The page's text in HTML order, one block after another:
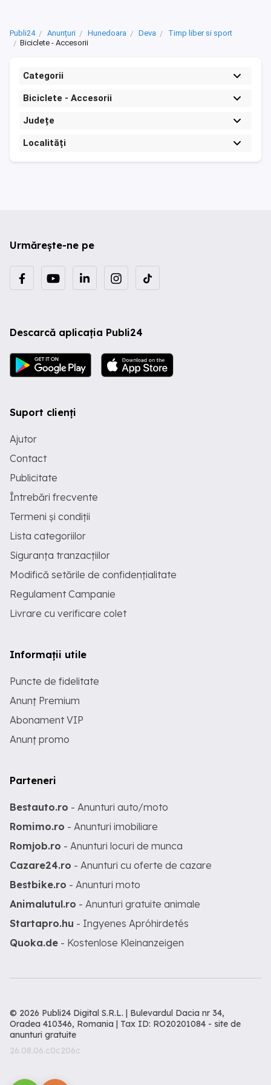
Publi24 Anunțuri Hunedoara Deva
Timp liber si sport
Biciclete - Accesorii
Categorii
Biciclete - Accesorii
Județe
Localități
Urmărește-ne pe
Descarcă aplicația Publi24
Suport clienți
Ajutor
Contact
Publicitate
Întrebări frecvente
Termeni și condiții
Lista categoriilor
Siguranța tranzacțiilor
Modifică setările de confidențialitate
Regulament Campanie
Livrare cu verificare colet
Informații utile
Puncte de fidelitate
Anunț Premium
Abonament VIP
Anunț promo
Parteneri
Bestauto.ro - Anunturi auto/moto
Romimo.ro - Anunturi imobiliare
Romjob.ro - Anunturi locuri de munca
Cazare24.ro - Anunturi cu oferte de cazare
Bestbike.ro - Anunturi moto
Animalutul.ro - Anunturi gratuite animale
Startapro.hu - Ingyenes Apróhirdetés
Quoka.de - Kostenlose Kleinanzeigen
© 2026 Publi24 Digital S.R.L. | Bulevardul Dacia nr 34,
Oradea 410346, Romania | Tax ID: RO20201084 - site de
anunturi gratuite
26.08.06.c0c206c